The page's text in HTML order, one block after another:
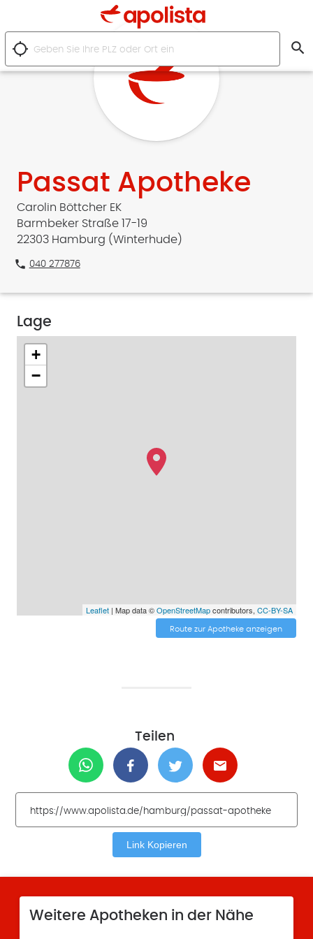
location_searching search
Passat Apotheke
Carolin Böttcher EK
Barmbeker Straße 17-19
22303 Hamburg (Winterhude)
phone 040 277876
Lage
+
−
Leaflet| Map data ©OpenStreetMapcontributors, CC-BY-SA
Route zur Apotheke anzeigen
Teilen
Link Kopieren
Weitere Apotheken in der Nähe